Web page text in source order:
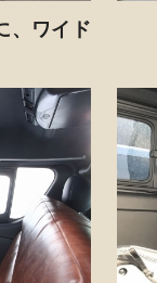
、ワイド